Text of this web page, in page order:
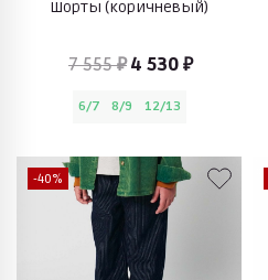
Шорты (коричневый)
7 555 ₽ 4 530 ₽
6/7 8/9 12/13
-40%